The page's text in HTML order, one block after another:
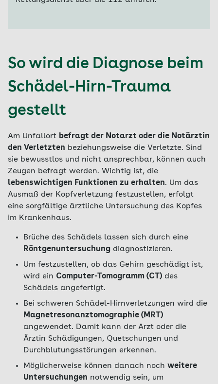
So wird die Diagnose beim
Schädel-Hirn-Trauma
gestellt
Am Unfallort befragt der Notarzt oder die Notärztin
den Verletzten beziehungsweise die Verletzte. Sind
sie bewusstlos und nicht ansprechbar, können auch
Zeugen befragt werden. Wichtig ist, die
lebenswichtigen Funktionen zu erhalten. Um das
Ausmaß der Kopfverletzung festzustellen, erfolgt
eine sorgfältige ärztliche Untersuchung des Kopfes
im Krankenhaus.
Brüche des Schädels lassen sich durch eine
Röntgenuntersuchung diagnostizieren.
Um festzustellen, ob das Gehirn geschädigt ist,
wird ein Computer-Tomogramm (CT) des
Schädels angefertigt.
Bei schweren Schädel-Hirnverletzungen wird die
Magnetresonanztomographie (MRT)
angewendet. Damit kann der Arzt oder die
Ärztin Schädigungen, Quetschungen und
Durchblutungsstörungen erkennen.
Möglicherweise können danach noch weitere
Untersuchungen notwendig sein, um